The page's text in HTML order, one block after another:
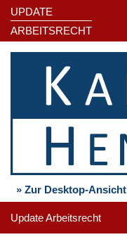
UPDATE
ARBEITSRECHT
» Zur Desktop-Ansicht
Update Arbeitsrecht